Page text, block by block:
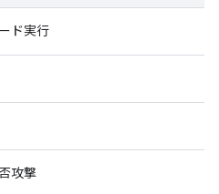
ド実行
攻撃